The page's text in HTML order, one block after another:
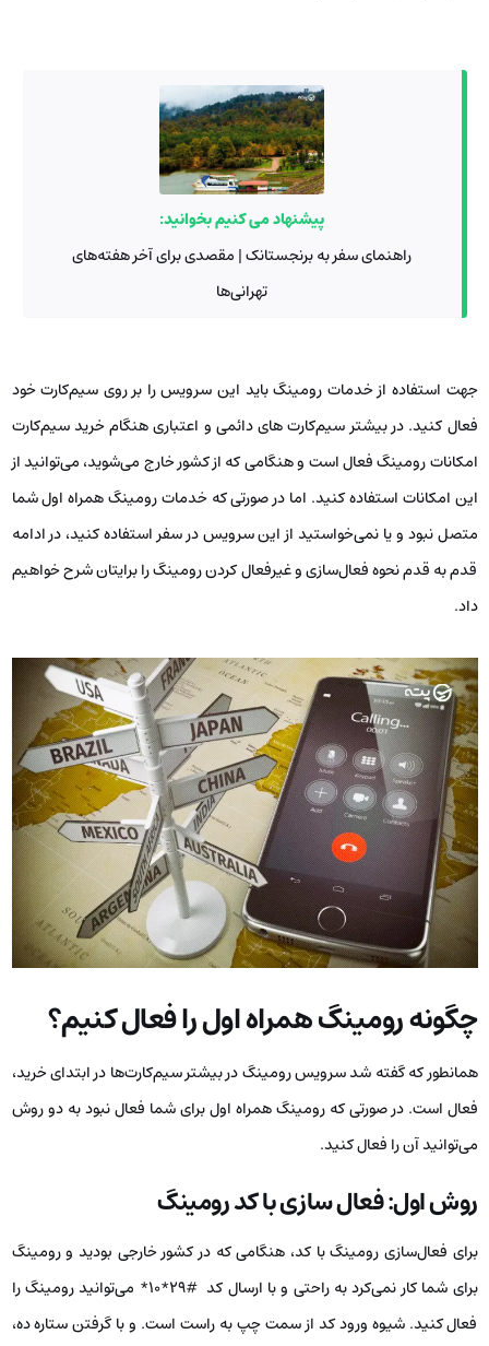
پیشنهاد می کنیم بخوانید:
راهنمای سفر به برنجستانک | مقصدی برای آخر هفته‌های
تهرانی‌ها
جهت استفاده از خدمات رومینگ باید این سرویس را بر روی سیم‌کارت خود
فعال کنید. در بیشتر سیم‌کارت های دائمی و اعتباری هنگام خرید سیم‌کارت
امکانات رومینگ فعال است و هنگامی که از کشور خارج می‌شوید، می‌توانید از
این امکانات استفاده کنید. اما در صورتی که خدمات رومینگ همراه اول شما
متصل نبود و یا نمی‌خواستید از این سرویس در سفر استفاده کنید، در ادامه
قدم به قدم نحوه فعال‌سازی و غیرفعال کردن رومینگ را برایتان شرح خواهیم
داد.
چگونه رومینگ همراه اول را فعال کنیم؟
همانطور که گفته شد سرویس رومینگ در بیشتر سیم‌کارت‌ها در ابتدای خرید،
فعال است. در صورتی که رومینگ همراه اول برای شما فعال نبود به دو روش
می‌توانید آن را فعال کنید.
روش اول: فعال سازی با کد رومینگ
برای فعال‌سازی رومینگ با کد، هنگامی که در کشور خارجی بودید و رومینگ
برای شما کار نمی‌کرد به راحتی و با ارسال کد #۲۹*۱۰* می‌توانید رومینگ را
فعال کنید. شیوه ورود کد از سمت چپ به راست است. و با گرفتن ستاره ده،